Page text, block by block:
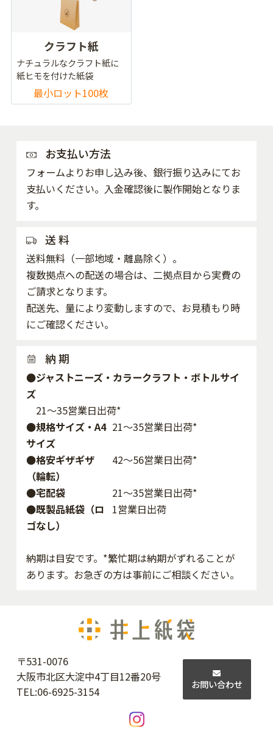
クラフト紙
ナチュラルなクラフト紙に
紙ヒモを付けた紙袋
最小ロット100枚
お支払い方法
フォームよりお申し込み後、銀行振り込みにてお
支払いください。入金確認後に製作開始となりま
す。
送 料
送料無料（一部地域・離島除く）。
複数拠点への配送の場合は、二拠点目から実費の
ご請求となります。
配送先、量により変動しますので、お見積もり時
にご確認ください。
納 期
●ジャストニーズ・カラークラフト・ボトルサイ
ズ
21～35営業日出荷*
●規格サイズ・A4
サイズ
21～35営業日出荷*
●格安ギザギザ
（輪転）
42〜56営業日出荷*
●宅配袋
21～35営業日出荷*
●既製品紙袋（ロ
ゴなし）
1営業日出荷
納期は目安です。*繁忙期は納期がずれることが
あります。お急ぎの方は事前にご相談ください。
〒531-0076
大阪市北区大淀中4丁目12番20号
TEL:06-6925-3154
お問い合わせ